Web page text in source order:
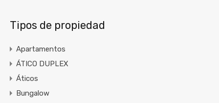
Tipos de propiedad
Apartamentos
ÁTICO DUPLEX
Áticos
Bungalow